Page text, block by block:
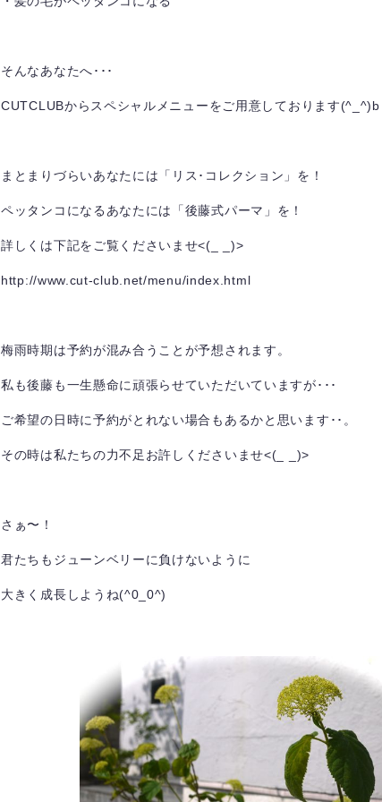
そんなあなたへ･･･
CUTCLUBからスペシャルメニューをご用意しております(^_^)b
まとまりづらいあなたには「リス･コレクション」を！
ペッタンコになるあなたには「後藤式パーマ」を！
詳しくは下記をご覧くださいませ<(_ _)>
http://www.cut-club.net/menu/index.html
梅雨時期は予約が混み合うことが予想されます。
私も後藤も一生懸命に頑張らせていただいていますが･･･
ご希望の日時に予約がとれない場合もあるかと思います･･。
その時は私たちの力不足お許しくださいませ<(_ _)>
さぁ〜！
君たちもジューンベリーに負けないように
大きく成長しようね(^0_0^)